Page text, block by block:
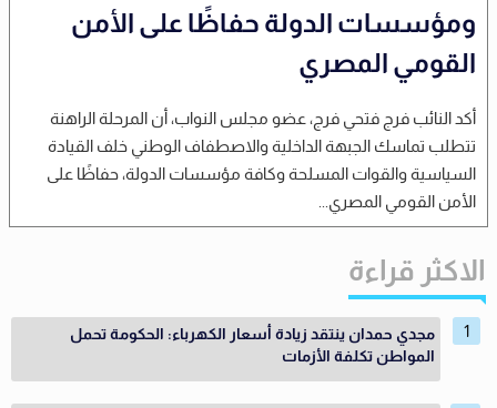
ومؤسسات الدولة حفاظًا على الأمن
القومي المصري
أكد النائب فرج فتحي فرج، عضو مجلس النواب، أن المرحلة الراهنة
تتطلب تماسك الجبهة الداخلية والاصطفاف الوطني خلف القيادة
السياسية والقوات المسلحة وكافة مؤسسات الدولة، حفاظًا على
الأمن القومي المصري...
الاكثر قراءة
مجدي حمدان ينتقد زيادة أسعار الكهرباء: الحكومة تحمل
المواطن تكلفة الأزمات